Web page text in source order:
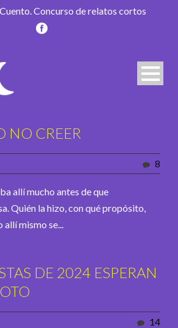
Concurso de relatos cortos
NO CREER
8
allí mucho antes de que
Quién la hizo, con qué propósito,
allí mismo se...
DE 2024 ESPERAN
14